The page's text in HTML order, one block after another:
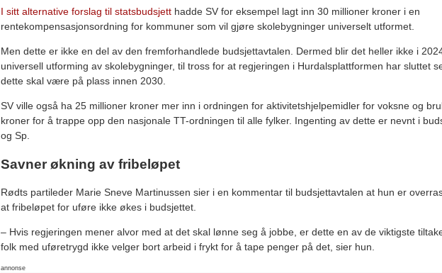
I sitt alternative forslag til statsbudsjett hadde SV for eksempel lagt inn 30 millioner kroner i en
rentekompensasjonsordning for kommuner som vil gjøre skolebygninger universelt utformet.
Men dette er ikke en del av den fremforhandlede budsjettavtalen. Dermed blir det heller ikke i
universell utforming av skolebygninger, til tross for at regjeringen i Hurdalsplattformen har sluttet
dette skal være på plass innen 2030.
SV ville også ha 25 millioner kroner mer inn i ordningen for aktivitetshjelpemidler for voksne og
kroner for å trappe opp den nasjonale TT-ordningen til alle fylker. Ingenting av dette er nevnt i
og Sp.
Savner økning av fribeløpet
Rødts partileder Marie Sneve Martinussen sier i en kommentar til budsjettavtalen at hun er
at fribeløpet for uføre ikke økes i budsjettet.
– Hvis regjeringen mener alvor med at det skal lønne seg å jobbe, er dette en av de viktigste
folk med uføretrygd ikke velger bort arbeid i frykt for å tape penger på det, sier hun.
annonse